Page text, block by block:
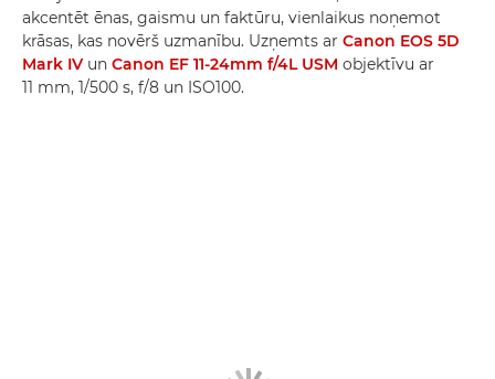
akcentēt ēnas, gaismu un faktūru, vienlaikus noņemot
krāsas, kas novērš uzmanību. Uzņemts ar Canon EOS 5D
Mark IV un Canon EF 11-24mm f/4L USM objektīvu ar
11 mm, 1/500 s, f/8 un ISO100.